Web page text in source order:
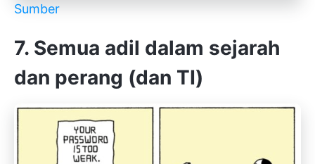
Sumber
7. Semua adil dalam sejarah
dan perang (dan TI)